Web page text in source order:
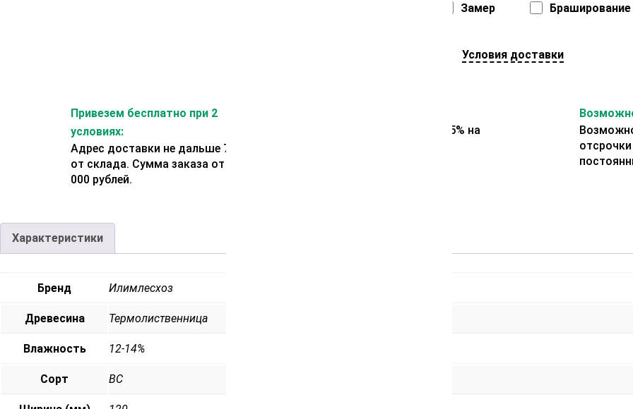
Замер
Браширование
Условия доставки
Привезем бесплатно при 2
условиях:
Адрес доставки не дальше 70 км
от склада. Сумма заказа от 200
000 рублей.
Представляем скидку 5% на
Характеристики
Бренд Илимлесхоз
Древесина Термолиственница
Влажность 12-14%
Сорт ВС